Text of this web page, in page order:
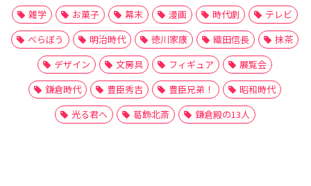
雑学
お菓子 幕末 漫画 時代劇
テレビ
べらぼう
明治時代 徳川家康 織田信長
抹茶
デザイン
文房具 フィギュア
展覧会
鎌倉時代
豊臣秀吉 豊臣兄弟！
昭和時代
光る君へ
葛飾北斎 鎌倉殿の13人